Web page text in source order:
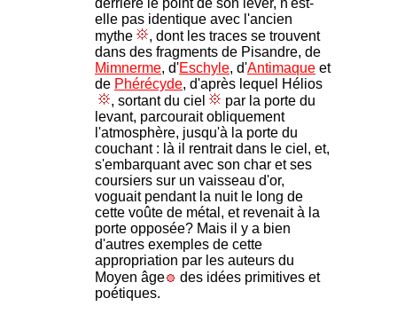
elle pas identique avec l'ancien
mythe
, dont les traces se trouvent
dans des fragments de Pisandre, de
Mimnerme, d'Eschyle, d'Antimaque et
de Phérécyde, d'après lequel Hélios
, sortant du ciel
par la porte du
levant, parcourait obliquement
l'atmosphère, jusqu'à la porte du
couchant : là il rentrait dans le ciel, et,
s'embarquant avec son char et ses
coursiers sur un vaisseau d'or,
voguait pendant la nuit le long de
cette voûte de métal, et revenait à la
porte opposée? Mais il y a bien
d'autres exemples de cette
appropriation par les auteurs du
Moyen âge
des idées primitives et
poétiques.